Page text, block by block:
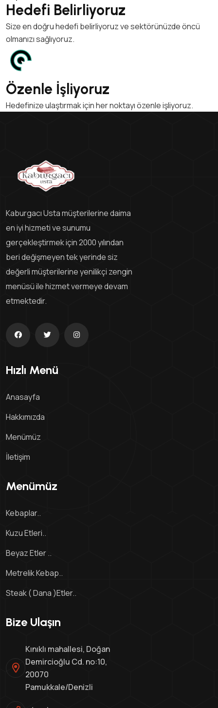
Hedefi Belirliyoruz
Size en doğru hedefi belirliyoruz ve sektörünüzde öncü
olmanızı sağlıyoruz.
Özenle İşliyoruz
Hedefinize ulaştırmak için her noktayı özenle işliyoruz.
Kaburgacı Usta müşterilerine daima
en iyi hizmeti ve sunumu
gerçekleştirmek için 2000 yılından
beri değişmeyen tek yerinde siz
değerli müşterilerine yenilikçi zengin
menüsü ile hizmet vermeye devam
etmektedir.
Hızlı Menü
Anasayfa
Hakkımızda
Menümüz
İletişim
Menümüz
Kebaplar..
Kuzu Etleri..
Beyaz Etler ..
Metrelik Kebap..
Steak ( Dana )Etler..
Bize Ulaşın
Kınıklı mahallesi, Doğan
Demircioğlu Cd. no:10,
20070
Pamukkale/Denizli